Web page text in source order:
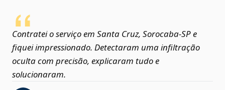
Contratei o serviço em Santa Cruz, Sorocaba‑SP e
fiquei impressionado. Detectaram uma infiltração
oculta com precisão, explicaram tudo e
solucionaram.